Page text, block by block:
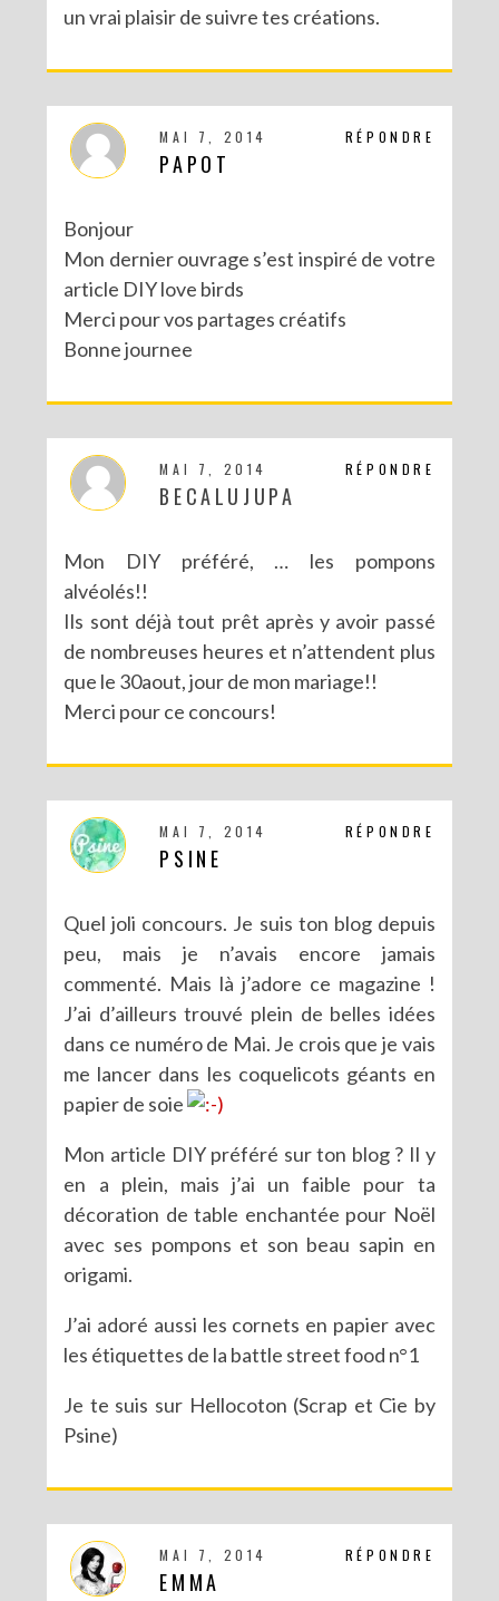
un vrai plaisir de suivre tes créations.
RÉPONDRE
MAI 7, 2014
PAPOT
Bonjour
Mon dernier ouvrage s’est inspiré de votre
article DIY love birds
Merci pour vos partages créatifs
Bonne journee
RÉPONDRE
MAI 7, 2014
BECALUJUPA
Mon DIY préféré, … les pompons
alvéolés!!
Ils sont déjà tout prêt après y avoir passé
de nombreuses heures et n’attendent plus
que le 30aout, jour de mon mariage!!
Merci pour ce concours!
RÉPONDRE
MAI 7, 2014
PSINE
Quel joli concours. Je suis ton blog depuis
peu, mais je n’avais encore jamais
commenté. Mais là j’adore ce magazine !
J’ai d’ailleurs trouvé plein de belles idées
dans ce numéro de Mai. Je crois que je vais
me lancer dans les coquelicots géants en
papier de soie
Mon article DIY préféré sur ton blog ? Il y
en a plein, mais j’ai un faible pour ta
décoration de table enchantée pour Noël
avec ses pompons et son beau sapin en
origami.
J’ai adoré aussi les cornets en papier avec
les étiquettes de la battle street food n°1
Je te suis sur Hellocoton (Scrap et Cie by
Psine)
RÉPONDRE
MAI 7, 2014
EMMA